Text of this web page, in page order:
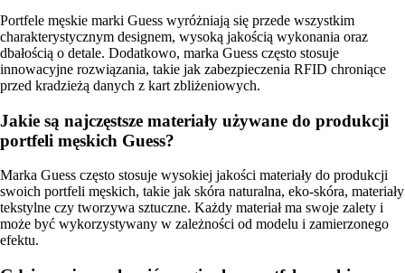
Portfele męskie marki Guess wyróżniają się przede wszystkim
charakterystycznym designem, wysoką jakością wykonania oraz
dbałością o detale. Dodatkowo, marka Guess często stosuje
innowacyjne rozwiązania, takie jak zabezpieczenia RFID chroniące
przed kradzieżą danych z kart zbliżeniowych.
Jakie są najczęstsze materiały używane do produkcji
portfeli męskich Guess?
Marka Guess często stosuje wysokiej jakości materiały do produkcji
swoich portfeli męskich, takie jak skóra naturalna, eko-skóra, materiały
tekstylne czy tworzywa sztuczne. Każdy materiał ma swoje zalety i
może być wykorzystywany w zależności od modelu i zamierzonego
efektu.